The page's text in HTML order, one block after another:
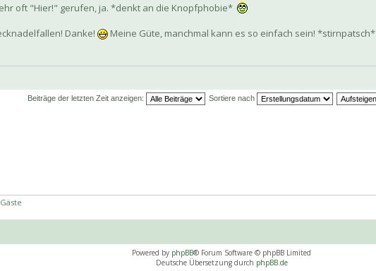
oft "Hier!" gerufen, ja. *denkt an die Knopfphobie*
Danke!
Meine Güte, manchmal kann es so einfach sein! *stirnpatsch*
Beiträge der letzten Zeit anzeigen: Sortiere nach
Powered by phpBB® Forum Software © phpBB Limited
Deutsche Übersetzung durch phpBB.de